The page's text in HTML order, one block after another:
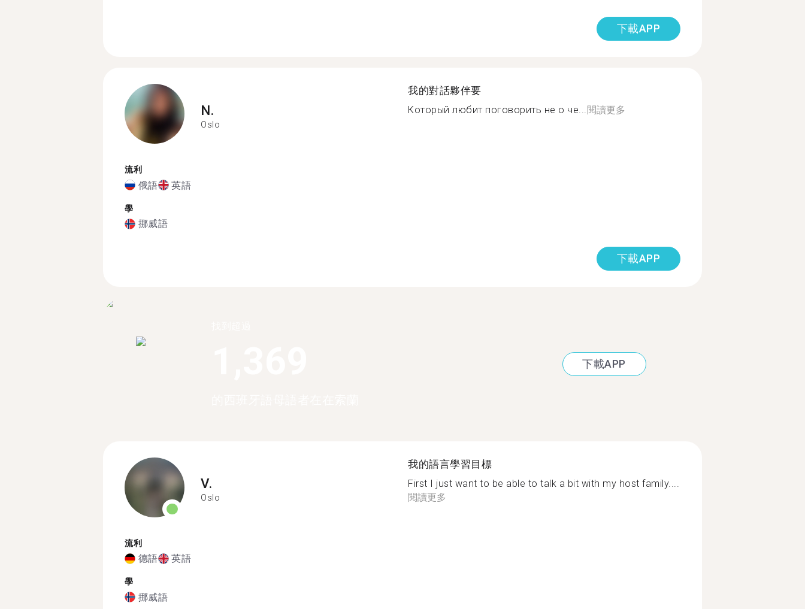
下載APP
N.
Oslo
流利
俄語 英語
學
挪威語
我的對話夥伴要
Который любит поговорить не о че...閱讀更多
下載APP
下載APP
V.
Oslo
流利
德語 英語
學
挪威語
我的語言學習目標
First I just want to be able to talk a bit with my host family....
閱讀更多